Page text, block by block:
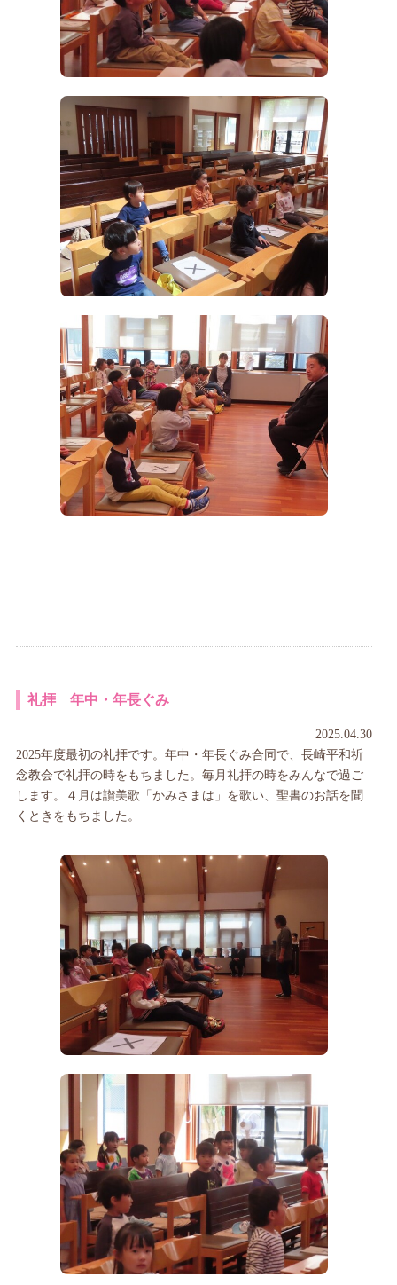
礼拝 年中・年長ぐみ
2025.04.30
2025年度最初の礼拝です。年中・年長ぐみ合同で、長崎平和祈
念教会で礼拝の時をもちました。毎月礼拝の時をみんなで過ご
します。４月は讃美歌「かみさまは」を歌い、聖書のお話を聞
くときをもちました。